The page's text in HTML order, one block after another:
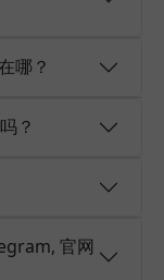
哪？
？
官网